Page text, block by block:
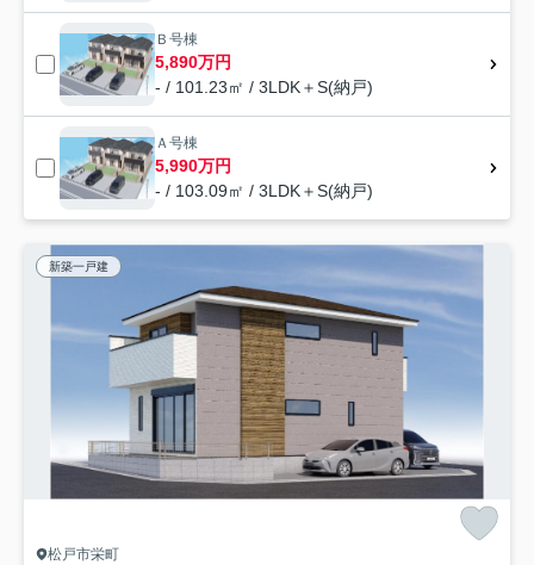
Ｂ号棟
5,890万円
- / 101.23㎡ / 3LDK＋S(納戸)
Ａ号棟
5,990万円
- / 103.09㎡ / 3LDK＋S(納戸)
新築一戸建
松戸市栄町